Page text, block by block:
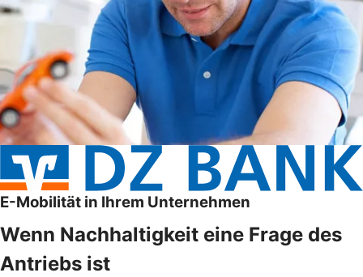
E-Mobilität in Ihrem Unternehmen
Wenn Nachhaltigkeit eine Frage des
Antriebs ist